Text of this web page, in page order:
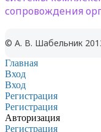
сопровождения
© А. В. Шабельник
Главная
Вход
Вход
Регистрация
Регистрация
Авторизация
Регистрация